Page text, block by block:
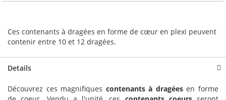
gallery
Ces contenants à dragées en forme de cœur en plexi peuvent
contenir entre 10 et 12 dragées.
Details
Découvrez ces magnifiques contenants à dragéesen forme